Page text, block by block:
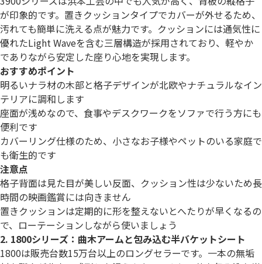
が印象的です。置きクッションタイプでカバーが外せるため、
汚れても簡単に洗える点が魅力です。クッションには通気性に
優れたLight Waveを含む三層構造が採用されており、軽やか
でありながら安定した座り心地を実現します。
おすすめポイント
明るいナラ材の木部と格子デザインが北欧やナチュラルなイン
テリアに調和します
座面が浅めなので、食事やデスクワークをソファで行う方にも
便利です
カバーリング仕様のため、小さなお子様やペットのいる家庭で
も衛生的です
注意点
格子背面は見た目が美しい反面、クッション性は少ないため長
時間の映画鑑賞には向きません
置きクッションは定期的に形を整えないとへたりが早くなるの
で、ローテーションしながら使いましょう
2. 1800シリーズ：曲木アームと包み込む半バケットシート
1800は販売台数15万台以上のロングセラーです。一本の無垢